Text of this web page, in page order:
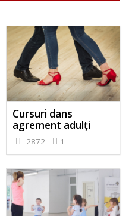
Cursuri dans
agrement adulți
2872 1